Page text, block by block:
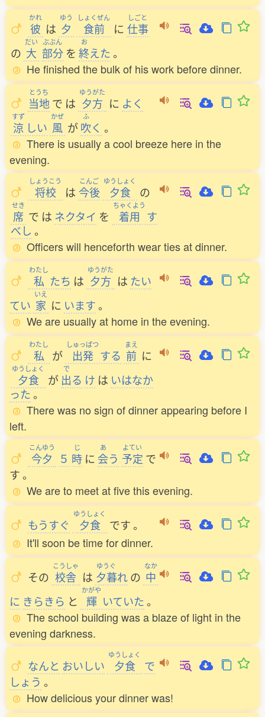
かれ
彼 は
ゆう
夕
しょくぜん
食前 に
しごと
仕事
の
だい
大
ぶぶん
部分 を
お
終えた。
He finished the bulk of his work before dinner.
とうち
当地 で は
ゆうがた
夕方 に よく
すず
涼 しい
かぜ
風 が
ふ
吹く 。
There is usually a cool breeze here in the
evening.
しょうこう
将校 は
こんご
今後
ゆうしょく
夕食 の
せき
席 で は ネクタイ を
ちゃくよう
着用 す
べし 。
Officers will henceforth wear ties at dinner.
わたし
私 たち は
ゆうがた
夕方 は たい
てい
いえ
家 に います。
We are usually at home in the evening.
わたし
私 が
しゅっぱつ
出発 する
まえ
前 に
ゆうしょく
夕食 が
で
出る け は いはなか
った。
There was no sign of dinner appearing before I
left.
こんゆう
今夕 ５
じ
時 に
あ
会う
よてい
予定 で
す。
We are to meet at five this evening.
もうすぐ
ゆうしょく
夕食 です。
It'll soon be time for dinner.
その
こうしゃ
校舎 は
ゆうぐ
夕暮れの
なか
中
に きらきら と
かがや
輝 いていた。
The school building was a blaze of light in the
evening darkness.
なんと おいしい
ゆうしょく
夕食
で
しょう 。
How delicious your dinner was!